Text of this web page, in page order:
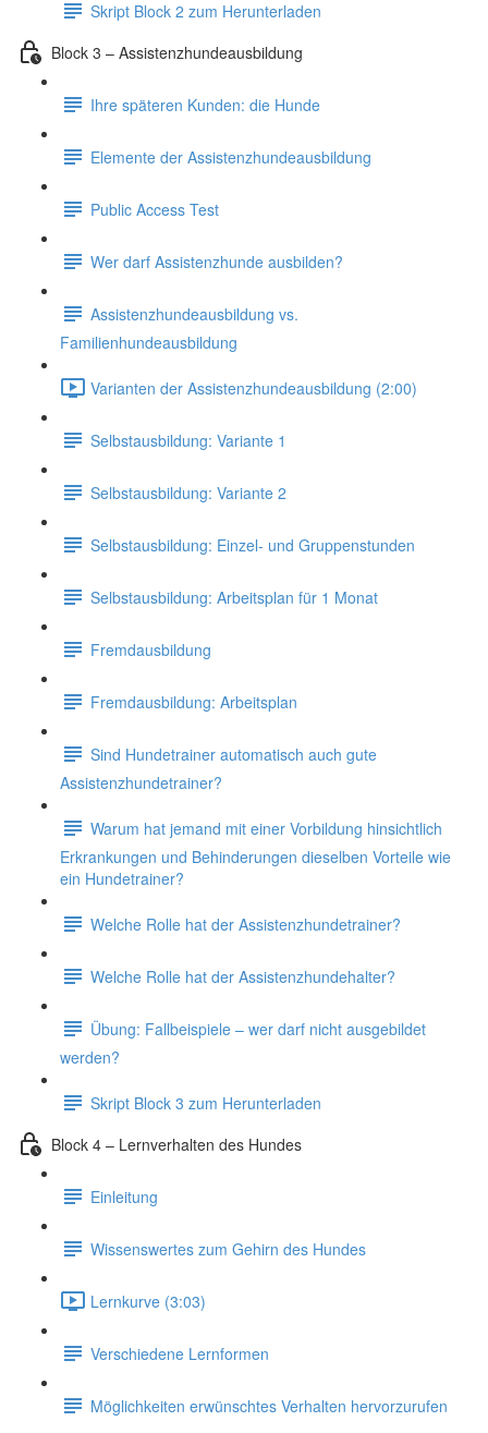
Skript Block 2 zum Herunterladen
Block 3 – Assistenzhundeausbildung
Ihre späteren Kunden: die Hunde
Elemente der Assistenzhundeausbildung
Public Access Test
Wer darf Assistenzhunde ausbilden?
Assistenzhundeausbildung vs.
Familienhundeausbildung
Varianten der Assistenzhundeausbildung (2:00)
Selbstausbildung: Variante 1
Selbstausbildung: Variante 2
Selbstausbildung: Einzel- und Gruppenstunden
Selbstausbildung: Arbeitsplan für 1 Monat
Fremdausbildung
Fremdausbildung: Arbeitsplan
Sind Hundetrainer automatisch auch gute
Assistenzhundetrainer?
Warum hat jemand mit einer Vorbildung hinsichtlich
Erkrankungen und Behinderungen dieselben Vorteile wie
ein Hundetrainer?
Welche Rolle hat der Assistenzhundetrainer?
Welche Rolle hat der Assistenzhundehalter?
Übung: Fallbeispiele – wer darf nicht ausgebildet
werden?
Skript Block 3 zum Herunterladen
Block 4 – Lernverhalten des Hundes
Einleitung
Wissenswertes zum Gehirn des Hundes
Lernkurve (3:03)
Verschiedene Lernformen
Möglichkeiten erwünschtes Verhalten hervorzurufen